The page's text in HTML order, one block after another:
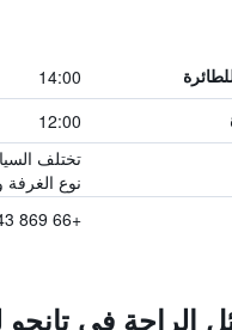
14:00
12:00
تختلف
نوع
+66 869 443 838
الراحة في